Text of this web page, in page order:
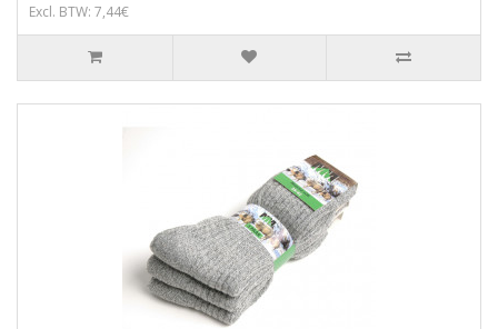
Excl. BTW: 7,44€